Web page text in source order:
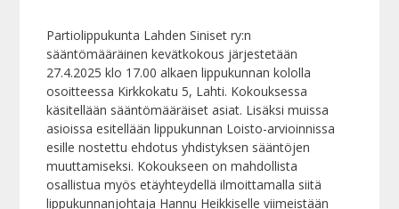
Partiolippukunta Lahden Siniset ry:n
sääntömääräinen kevätkokous järjestetään
27.4.2025 klo 17.00 alkaen lippukunnan kololla
osoitteessa Kirkkokatu 5, Lahti. Kokouksessa
käsitellään sääntömääräiset asiat. Lisäksi muissa
asioissa esitellään lippukunnan Loisto-arvioinnissa
esille nostettu ehdotus yhdistyksen sääntöjen
muuttamiseksi. Kokoukseen on mahdollista
osallistua myös etäyhteydellä ilmoittamalla siitä
lippukunnanjohtaja Hannu Heikkiselle viimeistään